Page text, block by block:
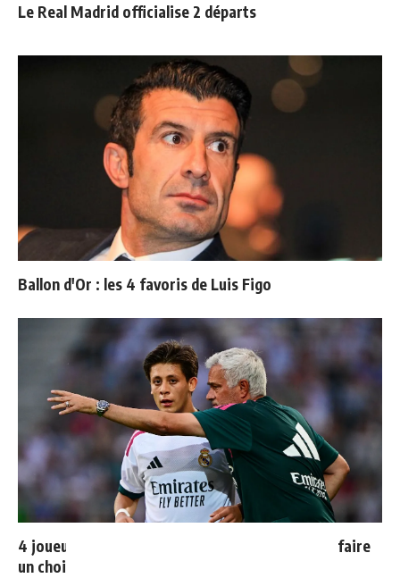
Le Real Madrid officialise 2 départs
Ballon d'Or : les 4 favoris de Luis Figo
4 joueurs, une seule place : Mourinho va devoir faire
un choix